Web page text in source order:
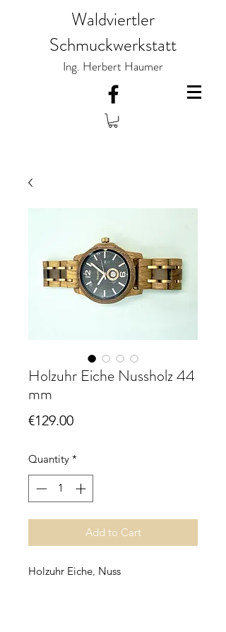
Waldviertler
Schmuckwerkstatt
Ing. Herbert Haumer
Holzuhr Eiche Nussholz 44
mm
€129.00Price
Quantity *
Add to Cart
Holzuhr Eiche, Nuss